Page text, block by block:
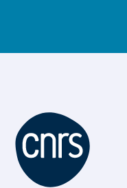
du CNRS est élaborée en
scientifique. Ce
cookies qu’il utilise et le
à son fonctionnement et